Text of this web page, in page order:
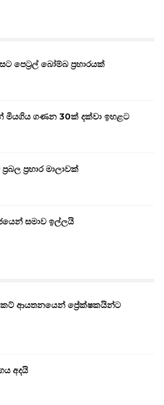
පෙට්‍රල් බෝම්බ ප්‍රහාරයක්
මියගිය ගණන 30ක් දක්වා ඉහළට
ප්‍රහාර මාලාවක්
සමාව ඉල්ලයි
ආයතනයෙන් ප්‍රේක්ෂකයින්ට
අදයි